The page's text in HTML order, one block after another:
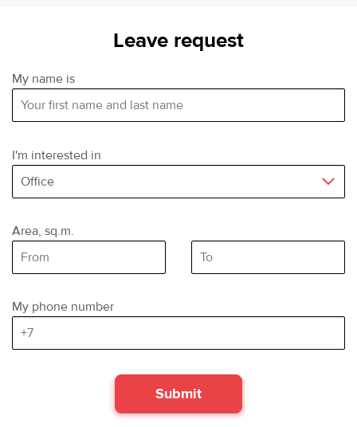
Дополнительно оплачивается электроэнергия.
Leave request
My name is
I'm interested in
Area, sq.m.
My phone number
Submit